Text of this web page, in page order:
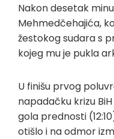
Nakon desetak
Mehmedčehajića,
žestokog sudara s
kojeg mu je pukla
U finišu prvog
napadačku krizu
gola prednosti
otišlo i na odmor